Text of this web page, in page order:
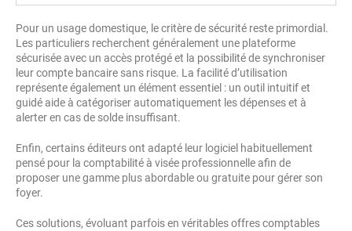
Pour un usage domestique, le critère de sécurité reste primordial.
Les particuliers recherchent généralement une plateforme
sécurisée avec un accès protégé et la possibilité de synchroniser
leur compte bancaire sans risque. La facilité d’utilisation
représente également un élément essentiel : un outil intuitif et
guidé aide à catégoriser automatiquement les dépenses et à
alerter en cas de solde insuffisant.
Enfin, certains éditeurs ont adapté leur logiciel habituellement
pensé pour la comptabilité à visée professionnelle afin de
proposer une gamme plus abordable ou gratuite pour gérer son
foyer.
Ces solutions, évoluant parfois en véritables offres comptables